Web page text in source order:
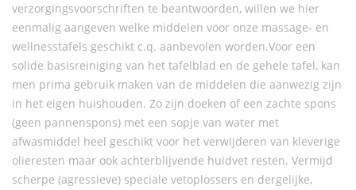
verzorgingsvoorschriften te beantwoorden, willen we hier
eenmalig aangeven welke middelen voor onze massage- en
wellnesstafels geschikt c.q. aanbevolen worden.Voor een
solide basisreiniging van het tafelblad en de gehele tafel, kan
men prima gebruik maken van de middelen die aanwezig zijn
in het eigen huishouden. Zo zijn doeken of een zachte spons
(geen pannenspons) met een sopje van water met
afwasmiddel heel geschikt voor het verwijderen van kleverige
olieresten maar ook achterblijvende huidvet resten. Vermijd
scherpe (agressieve) speciale vetoplossers en dergelijke,